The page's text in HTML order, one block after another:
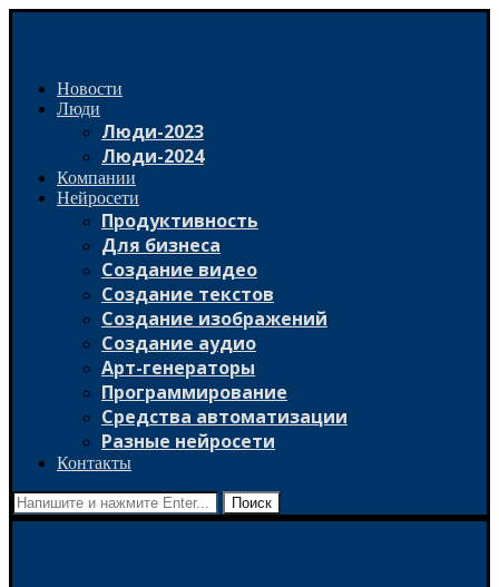
Новости
Люди
Люди-2023
Люди-2024
Компании
Нейросети
Продуктивность
Для бизнеса
Создание видео
Создание текстов
Создание изображений
Создание аудио
Арт-генераторы
Программирование
Средства автоматизации
Разные нейросети
Контакты
Поиск